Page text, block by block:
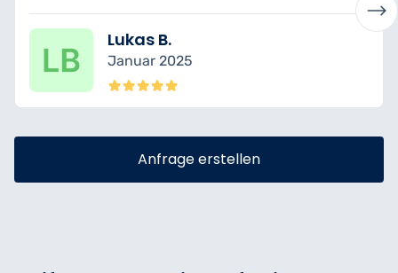
Lukas B.
Januar 2025
Anfrage erstellen